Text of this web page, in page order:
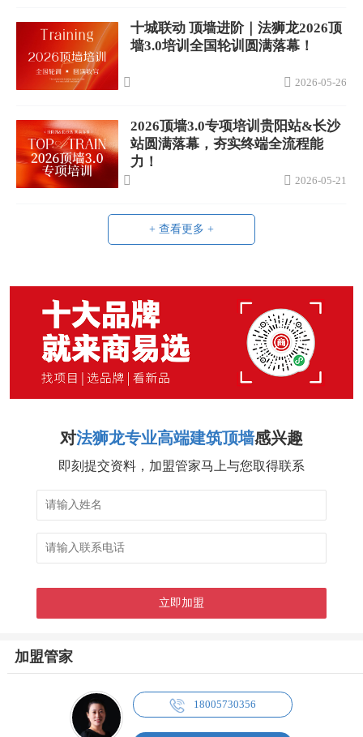
十城联动 顶墙进阶｜法狮龙2026顶
墙3.0培训全国轮训圆满落幕！
2026-05-26
2026顶墙3.0专项培训贵阳站&长沙
站圆满落幕，夯实终端全流程能
力！
2026-05-21
+ 查看更多 +
对法狮龙专业高端建筑顶墙感兴趣
即刻提交资料，加盟管家马上与您取得联系
加盟管家
18005730356